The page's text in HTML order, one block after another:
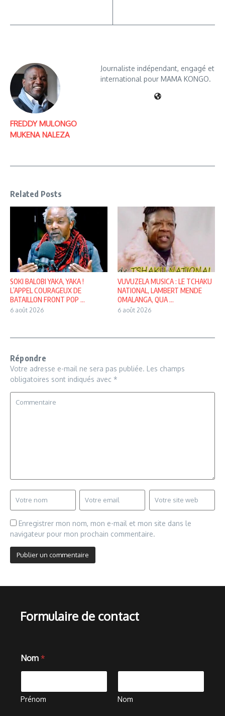
FREDDY MULONGO
MUKENA NALEZA
Journaliste indépendant, engagé et
international pour MAMA KONGO.
Related Posts
SOKI BALOBI YAKA, YAKA !
L’APPEL COURAGEUX DE
BATAILLON FRONT POP ...
6 août 2026
VUVUZELA MUSICA : LE TCHAKU
NATIONAL, LAMBERT MENDE
OMALANGA, QUA ...
6 août 2026
Répondre
Votre adresse e-mail ne sera pas publiée. Les champs
obligatoires sont indiqués avec *
Enregistrer mon nom, mon e-mail et mon site dans le
navigateur pour mon prochain commentaire.
Formulaire de contact
Nom *
Prénom Nom